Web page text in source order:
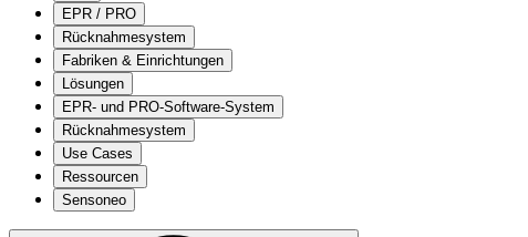
EPR / PRO
Rücknahmesystem
Fabriken & Einrichtungen
Lösungen
EPR- und PRO-Software-System
Rücknahmesystem
Use Cases
Ressourcen
Sensoneo